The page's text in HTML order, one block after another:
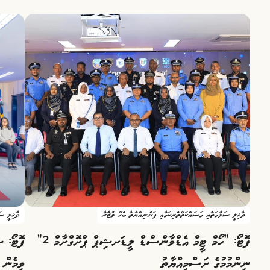
ދާޚިލީ ސަލާމަތާއި މަސައްކަތްތެރިކަމާއި ފަންނިއްޔާތާ ބެހޭ ވުޒާރާ
ފޮޓޯ: “ހޯމް ޓީމް އެޑްވާންސްޑް ލީޑަރޝިޕް ޕްރޮގްރާމް 2”
ނިންމުމުގެ ރަސްމިއްޔާތު
ދާޚިލީ
ފޮޓޯ: